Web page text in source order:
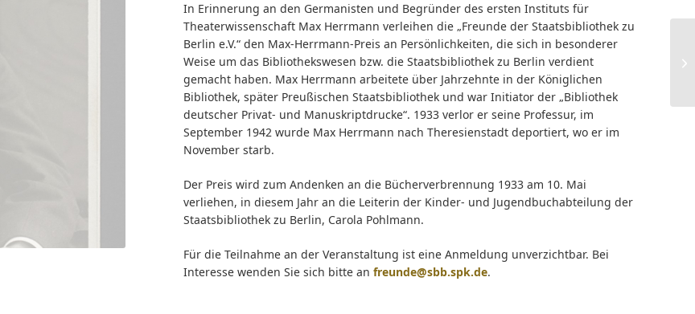
In Erinnerung an den Germanisten und Begründer des ersten Instituts für
Theaterwissenschaft Max Herrmann verleihen die „Freunde der Staatsbibliothek zu
Berlin e.V.“ den Max-Herrmann-Preis an Persönlichkeiten, die sich in besonderer
Weise um das Bibliothekswesen bzw. die Staatsbibliothek zu Berlin verdient
gemacht haben. Max Herrmann arbeitete über Jahrzehnte in der Königlichen
Bibliothek, später Preußischen Staatsbibliothek und war Initiator der „Bibliothek
deutscher Privat- und Manuskriptdrucke“. 1933 verlor er seine Professur, im
September 1942 wurde Max Herrmann nach Theresienstadt deportiert, wo er im
November starb.
Der Preis wird zum Andenken an die Bücherverbrennung 1933 am 10. Mai
verliehen, in diesem Jahr an die Leiterin der Kinder- und Jugendbuchabteilung der
Staatsbibliothek zu Berlin, Carola Pohlmann.
Für die Teilnahme an der Veranstaltung ist eine Anmeldung unverzichtbar. Bei
Interesse wenden Sie sich bitte anfreunde@sbb.spk.de.